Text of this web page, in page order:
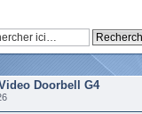
Doorbell G4